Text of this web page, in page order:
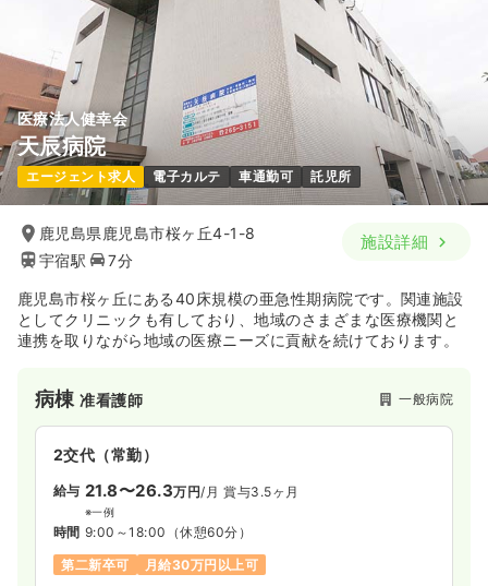
医療法人健幸会
天辰病院
エージェント求人 電子カルテ 車通勤可 託児所
鹿児島県鹿児島市桜ヶ丘4-1-8
宇宿駅
7分
施設詳細
鹿児島市桜ヶ丘にある40床規模の亜急性期病院です。関連施設
としてクリニックも有しており、地域のさまざまな医療機関と
連携を取りながら地域の医療ニーズに貢献を続けております。
病棟准看護師 一般病院
2交代（常勤）
給与 21.8〜26.3万円/月 賞与3.5ヶ月
※一例
時間 9:00～18:00 （休憩60分）
第二新卒可
月給30万円以上可